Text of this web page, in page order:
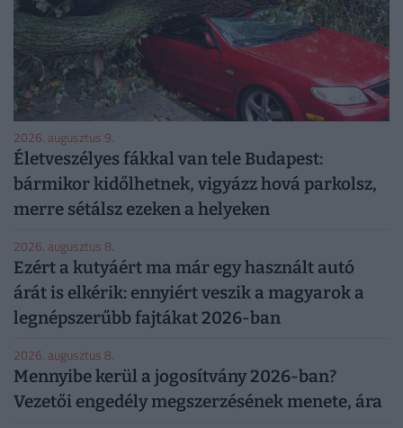
2026. augusztus 9.
Életveszélyes fákkal van tele Budapest:
bármikor kidőlhetnek, vigyázz hová parkolsz,
merre sétálsz ezeken a helyeken
2026. augusztus 8.
Ezért a kutyáért ma már egy használt autó
árát is elkérik: ennyiért veszik a magyarok a
legnépszerűbb fajtákat 2026-ban
2026. augusztus 8.
Mennyibe kerül a jogosítvány 2026-ban?
Vezetői engedély megszerzésének menete, ára